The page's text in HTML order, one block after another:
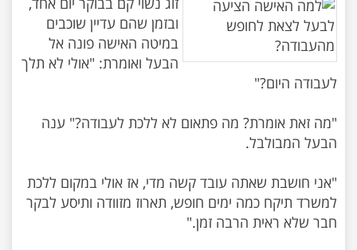
ובזמן שהם עדיין שוכבים
במיטה האישה פונה אל
הבעל ואומרת: "אולי לא תלך
"מה זאת אומרת? מה פתאום לא ללכת לעבודה?" ענה
"אני חושבת שאתה עובד קשה מדי, אז אולי במקום ללכת
למשרד תיקח כמה ימים חופש, תארוז מזוודה ותיסע לבקר